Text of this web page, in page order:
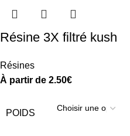
Résine 3X filtré kush
Résines
À partir de 2.50€
POIDS